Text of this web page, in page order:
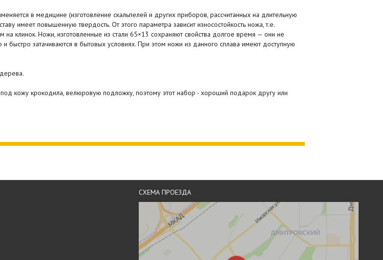
в медицине (изготовление скальпелей и других приборов, рассчитанных на длительную
имеет повышенную твердость. От этого параметра зависит износостойкость ножа, т.е.
на клинок. Ножи, изготовленные из стали 65×13 сохраняют свойства долгое время — они не
быстро затачиваются в бытовых условиях. При этом ножи из данного сплава имеют доступную
кожу крокодила, велюровую подложку, поэтому этот набор - хороший подарок другу или
СХЕМА ПРОЕЗДА